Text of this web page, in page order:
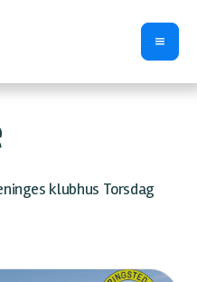
klubhus Torsdag